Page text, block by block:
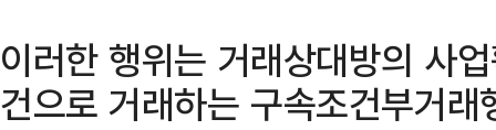
이러한 행위는 거래상대방의 사
건으로 거래하는 구속조건부거래